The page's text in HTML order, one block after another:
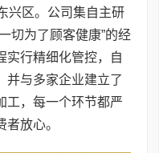
兴区。公司集自主研
切为了顾客健康”的经
实行精细化管控，自
并与多家企业建立了
工，每一个环节都严
放心。